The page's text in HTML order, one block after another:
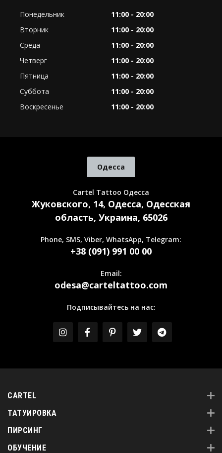
Понедельник
11:00 - 20:00
Вторник
11:00 - 20:00
Среда
11:00 - 20:00
Четверг
11:00 - 20:00
Пятница
11:00 - 20:00
Суббота
11:00 - 20:00
Воскресенье
11:00 - 20:00
Одесса
Cartel Tattoo Одесса
Жуковского, 14, Одесса, Одесская
область, Украина, 65026
Phone, SMS, Viber, WhatsApp, Telegram:
+38 (091) 991 00 00
Email:
odesa@carteltattoo.com
Подписывайтесь на нас:
CARTEL
ТАТУИРОВКА
ПИРСИНГ
ОБУЧЕНИЕ